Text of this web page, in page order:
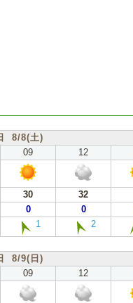
8/8(土)
09 12
30 32
0 0
1 2
8/9(日)
09 12